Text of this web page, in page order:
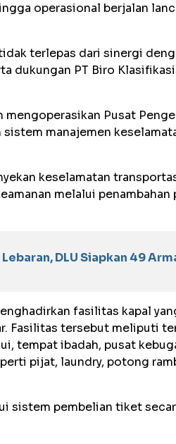
operasional berjalan
terlepas dari sinergi
dukungan PT Biro
Pusat
manajemen
keselamatan
melalui penambahan
DLU Siapkan 49
fasilitas kapal
Fasilitas tersebut meliputi
tempat ibadah, pusat
pijat, laundry, potong
sistem pembelian tiket